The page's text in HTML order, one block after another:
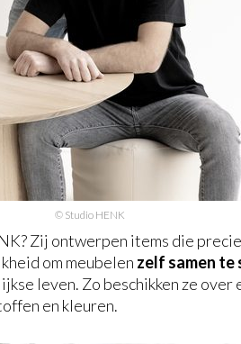
© Studio HENK
Zij ontwerpen items die
om meubelen zelf samen te
leven. Zo beschikken ze over
en kleuren.